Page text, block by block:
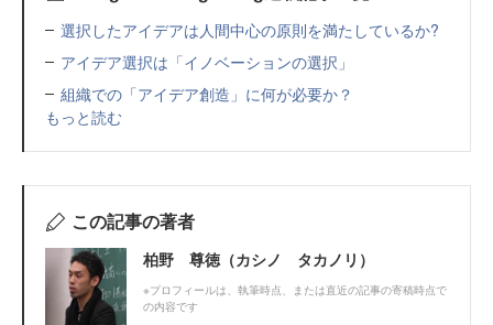
選択したアイデアは人間中心の原則を満たしているか?
アイデア選択は「イノベーションの選択」
組織での「アイデア創造」に何が必要か？
もっと読む
この記事の著者
柏野 尊徳（カシノ タカノリ）
※プロフィールは、執筆時点、または直近の記事の寄稿時点で
の内容です